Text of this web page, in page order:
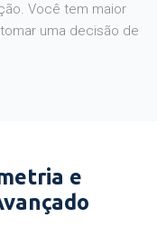
Você tem maior
uma decisão de
e